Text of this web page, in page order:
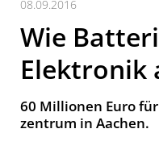
08.09.2016
Wie
Elektronik
60 Millionen Euro
zentrum in Aachen.